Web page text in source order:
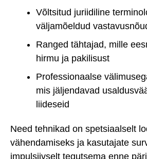
Võltsitud juriidiline
väljamõeldud
Ranged tähtajad, mille
hirmu ja pakilisust
Professionaalse
mis jäljendavad
liideseid
Need tehnikad on spetsiaalselt
vähendamiseks ja kasutajate
impulsiivselt tegutsema enne